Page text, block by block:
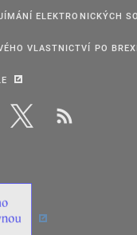
ELEKTRONICKÝCH
VLASTNICTVÍ PO